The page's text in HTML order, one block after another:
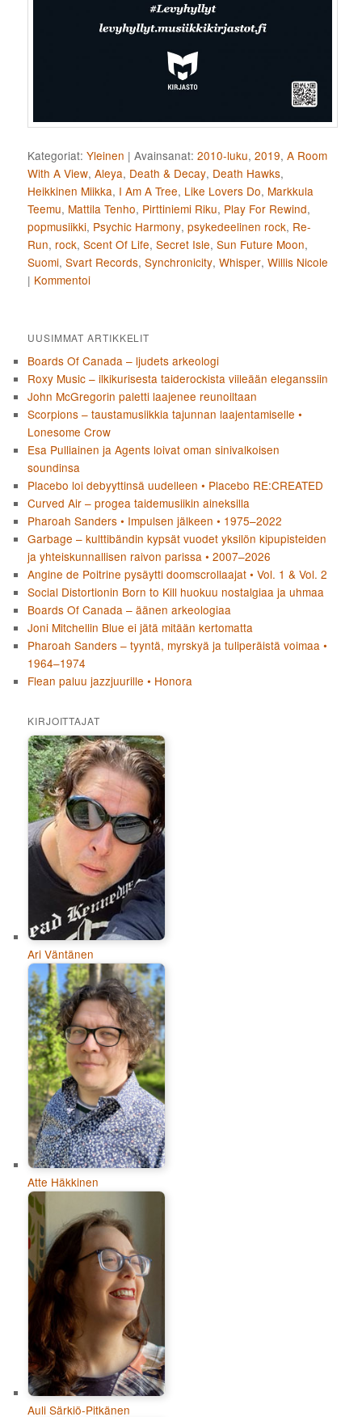
Kategoriat: Yleinen |Avainsanat: 2010-luku,2019,A Room
With A View,Aleya, Death & Decay, Death Hawks,
Heikkinen Miikka, I Am A Tree, Like Lovers Do, Markkula
Teemu, Mattila Tenho, Pirttiniemi Riku, Play For Rewind,
popmusiikki, Psychic Harmony,psykedeelinen rock, Re-
Run, rock,Scent Of Life,Secret Isle,Sun Future Moon,
Suomi,Svart Records,Synchronicity,Whisper,Willis Nicole
| Kommentoi
UUSIMMAT ARTIKKELIT
Boards Of Canada – ljudets arkeologi
Roxy Music – ilkikurisesta taiderockista viileään eleganssiin
John McGregorin paletti laajenee reunoiltaan
Scorpions – taustamusiikkia tajunnan laajentamiselle •
Lonesome Crow
Esa Pulliainen ja Agents loivat oman sinivalkoisen
soundinsa
Placebo loi debyyttinsä uudelleen • Placebo RE:CREATED
Curved Air – progea taidemusiikin aineksilla
Pharoah Sanders • Impulsen jälkeen • 1975–2022
Garbage – kulttibändin kypsät vuodet yksilön kipupisteiden
ja yhteiskunnallisen raivon parissa • 2007–2026
Angine de Poitrine pysäytti doomscrollaajat • Vol. 1 & Vol. 2
Social Distortionin Born to Kill huokuu nostalgiaa ja uhmaa
Boards Of Canada – äänen arkeologiaa
Joni Mitchellin Blue ei jätä mitään kertomatta
Pharoah Sanders – tyyntä, myrskyä ja tuliperäistä voimaa •
1964–1974
Flean paluu jazzjuurille • Honora
KIRJOITTAJAT
Ari Väntänen
Atte Häkkinen
Auli Särkiö-Pitkänen